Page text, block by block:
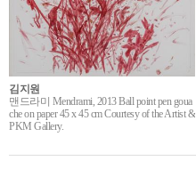
김지원
맨드라미 Mendrami, 2013 Ball point pen goua
che on paper 45 x 45 cm Courtesy of the Artist &
PKM Gallery.